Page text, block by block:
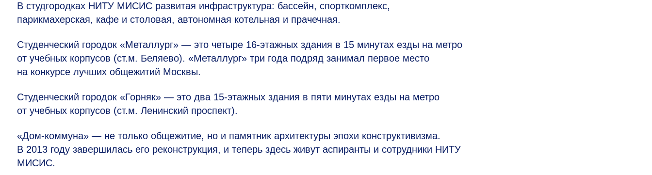
В студгородках НИТУ МИСИС развитая инфраструктура: бассейн, спорткомплекс,
парикмахерская, кафе и столовая, автономная котельная и прачечная.
Студенческий городок «Металлург» — это четыре 16-этажных здания в 15 минутах езды на метро
от учебных корпусов (ст.м. Беляево). «Металлург» три года подряд занимал первое место
на конкурсе лучших общежитий Москвы.
Студенческий городок «Горняк» — это два 15-этажных здания в пяти минутах езды на метро
от учебных корпусов (ст.м. Ленинский проспект).
«Дом-коммуна» — не только общежитие, но и памятник архитектуры эпохи конструктивизма.
В 2013 году завершилась его реконструкция, и теперь здесь живут аспиранты и сотрудники НИТУ
МИСИС.